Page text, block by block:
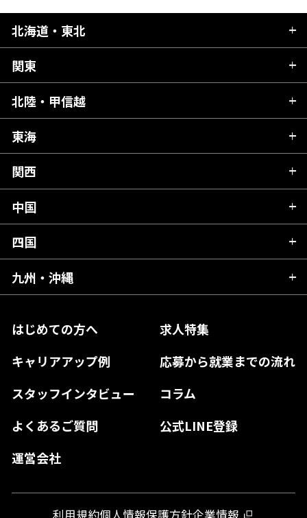
はじめての方へ
求人特集
キャリアアップ例
応募から就業までの流れ
スタッフインタビュー
コラム
よくあるご質問
公式LINE登録
運営会社
北海道・東北
北海道
青森県
秋田県
岩手県
宮城県
福島県
関東
茨城県
栃木県
群馬県
千葉県
東京都
神奈川県
北陸・甲信越
新潟県
富山県
石川県
山梨県
長野県
東海
岐阜県
静岡県
愛知県
関西
滋賀県
京都府
大阪府
奈良県
和歌山県
中国
広島県
岡山県
島根県
山口県
四国
愛媛県
高知県
徳島県
九州・沖縄
熊本県
宮崎県
鹿児島県
利用規約個人情報保護方針企業情報